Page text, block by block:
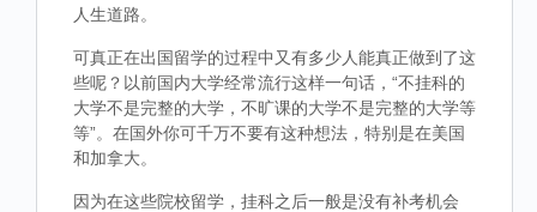
人生道路。
可真正在出国留学的过程中又有多少人能真正做到了这
些呢？以前国内大学经常流行这样一句话，“不挂科的
大学不是完整的大学，不旷课的大学不是完整的大学等
等”。在国外你可千万不要有这种想法，特别是在美国
和加拿大。
因为在这些院校留学，挂科之后一般是没有补考机会